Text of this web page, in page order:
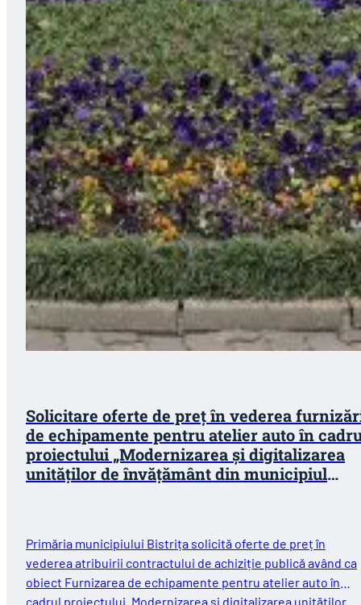
Solicitare oferte de preț în vederea
de echipamente pentru atelier auto în
proiectului „Modernizarea și digitalizarea
unităților de învățământ din municipiul
Primăria municipiului Bistrița solicită oferte de preț în
vederea atribuirii contractului de achiziție publică având ca
obiect Furnizarea de echipamente pentru atelier auto în
cadrul proiectului „Modernizarea și digitalizarea unităților…